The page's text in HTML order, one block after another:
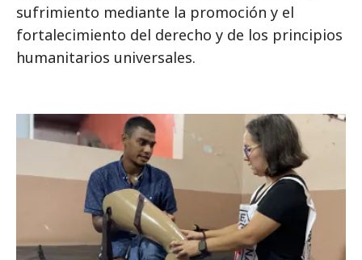
sufrimiento mediante la promoción y el
fortalecimiento del derecho y de los principios
humanitarios universales.